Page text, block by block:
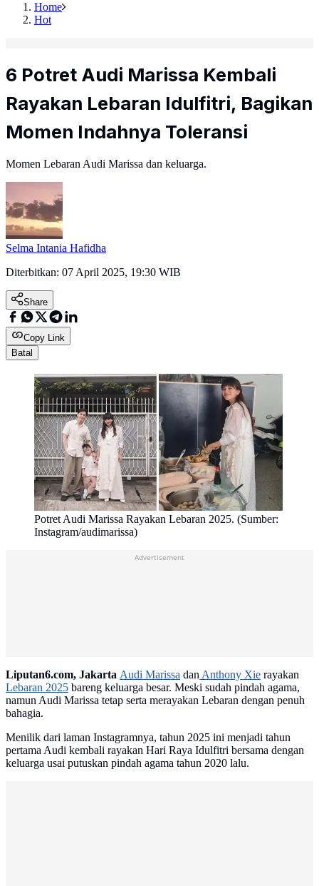
Home
Hot
6 Potret Audi Marissa Kembali
Rayakan Lebaran Idulfitri, Bagikan
Momen Indahnya Toleransi
Momen Lebaran Audi Marissa dan keluarga.
Selma Intania Hafidha
Diterbitkan: 07 April 2025, 19:30 WIB
Share
Copy Link
Batal
Potret Audi Marissa Rayakan Lebaran 2025. (Sumber:
Instagram/audimarissa)
Liputan6.com, Jakarta Audi Marissa danAnthony Xie rayakan
Lebaran 2025 bareng keluarga besar. Meski sudah pindah agama,
namun Audi Marissa tetap serta merayakan Lebaran dengan penuh
bahagia.
Menilik dari laman Instagramnya, tahun 2025 ini menjadi tahun
pertama Audi kembali rayakan Hari Raya Idulfitri bersama dengan
keluarga usai putuskan pindah agama tahun 2020 lalu.